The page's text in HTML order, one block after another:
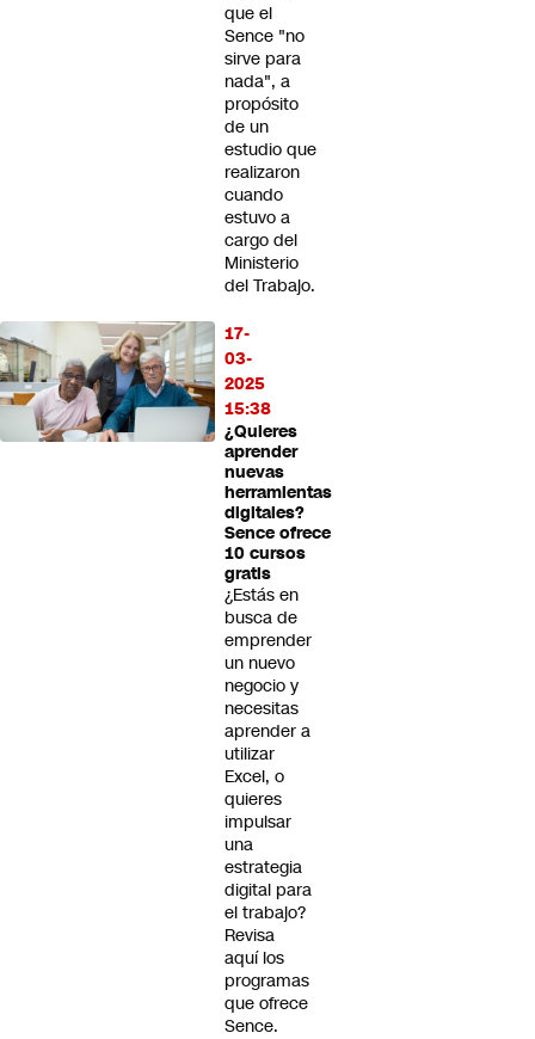
que el
Sence "no
sirve para
nada", a
propósito
de un
estudio que
realizaron
cuando
estuvo a
cargo del
Ministerio
del Trabajo.
17-
03-
2025
15:38
¿Quieres
aprender
nuevas
herramientas
digitales?
Sence ofrece
10 cursos
gratis
¿Estás en
busca de
emprender
un nuevo
negocio y
necesitas
aprender a
utilizar
Excel, o
quieres
impulsar
una
estrategia
digital para
el trabajo?
Revisa
aquí los
programas
que ofrece
Sence.